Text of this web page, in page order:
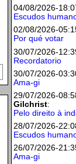
04/08/2026-
Escudos
02/08/2026-
Por qué votar
30/07/2026-
Recordatorio
30/07/2026-
Ama-gi
29/07/2026-
Gilchrist:
Pelo direito à
28/07/2026-
Escudos
26/07/2026-
Ama-gi